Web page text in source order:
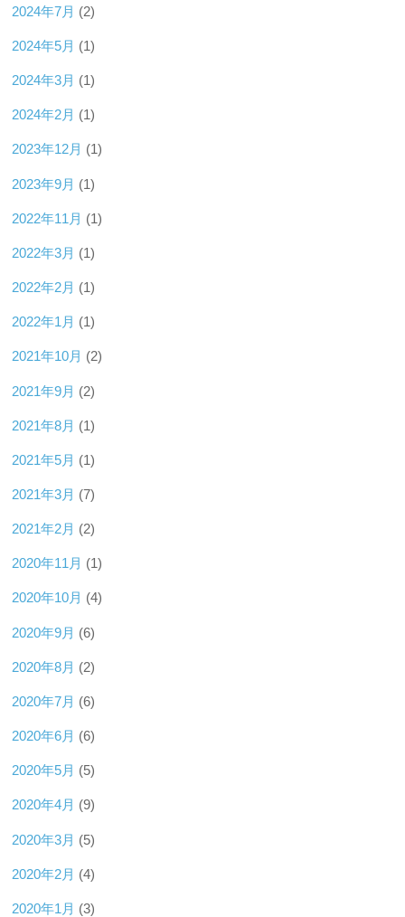
2024年7月 (2)
2024年5月 (1)
2024年3月 (1)
2024年2月 (1)
2023年12月 (1)
2023年9月 (1)
2022年11月 (1)
2022年3月 (1)
2022年2月 (1)
2022年1月 (1)
2021年10月 (2)
2021年9月 (2)
2021年8月 (1)
2021年5月 (1)
2021年3月 (7)
2021年2月 (2)
2020年11月 (1)
2020年10月 (4)
2020年9月 (6)
2020年8月 (2)
2020年7月 (6)
2020年6月 (6)
2020年5月 (5)
2020年4月 (9)
2020年3月 (5)
2020年2月 (4)
2020年1月 (3)